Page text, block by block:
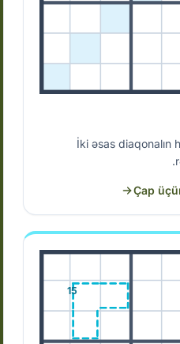
İki əsas diaqonalın
Çap
15